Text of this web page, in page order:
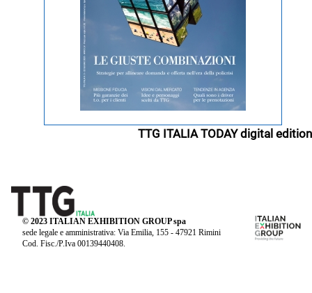
TTG ITALIA TODAY digital edition
© 2023 ITALIAN EXHIBITION GROUP spa
sede legale e amministrativa: Via Emilia, 155 - 47921 Rimini
Cod. Fisc./P.Iva 00139440408.